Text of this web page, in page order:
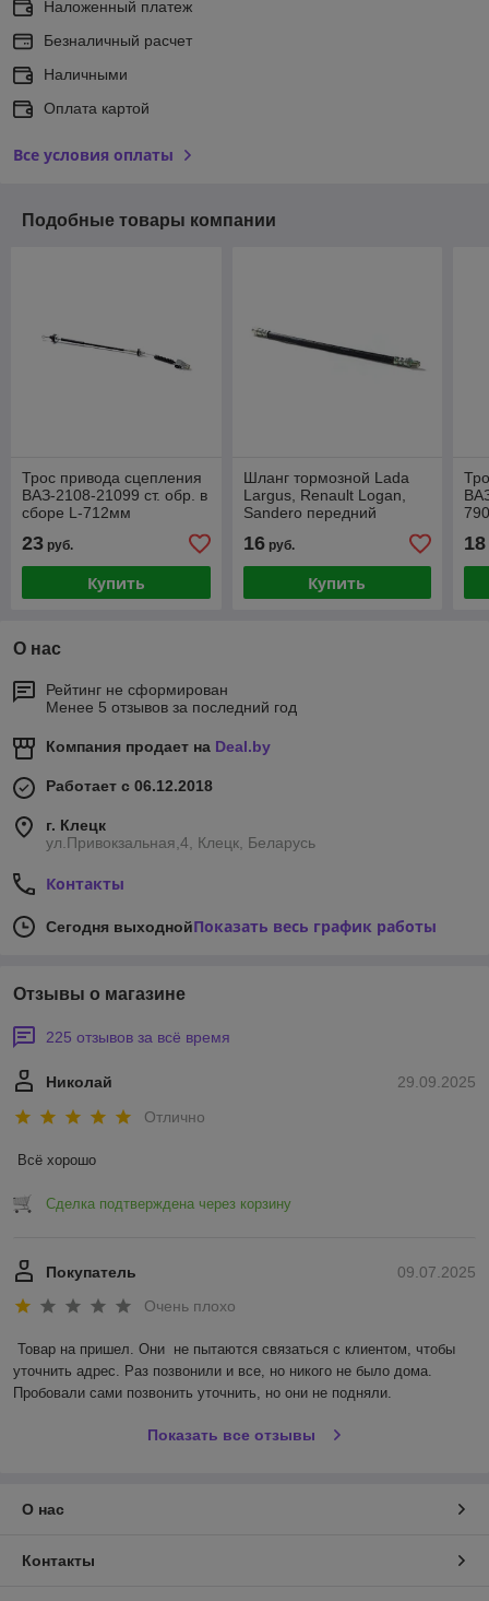
Наложенный платеж
Безналичный расчет
Наличными
Оплата картой
Все условия оплаты
Подобные товары компании
Трос привода сцепления
ВАЗ-2108-21099 ст. обр. в
сборе L-712мм
23 руб.
Купить
Шланг тормозной Lada
Largus, Renault Logan,
Sandero передний
16руб.
Купить
18
О нас
Рейтинг не сформирован
Менее 5 отзывов за последний год
Компания продает на Deal.by
Работает с 06.12.2018
г. Клецк
ул.Привокзальная,4, Клецк, Беларусь
Контакты
Сегодня выходнойПоказать весь график работы
Отзывы о магазине
225 отзывов за всё время
29.09.2025
Николай
Отлично
Всё хорошо
Сделка подтверждена через корзину
09.07.2025
Покупатель
Очень плохо
Товар на пришел. Они  не пытаются связаться с клиентом, чтобы
уточнить адрес. Раз позвонили и все, но никого не было дома.
Пробовали сами позвонить уточнить, но они не подняли.
Показать все отзывы
О нас
Контакты